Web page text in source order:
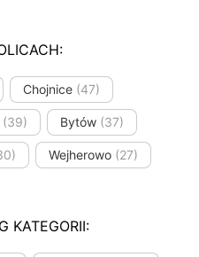
Chojnice (47)
(39) Bytów (37)
Wejherowo (27)
KATEGORII: